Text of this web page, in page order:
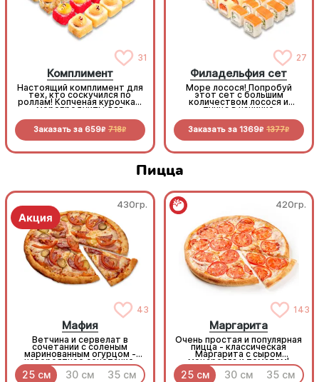
31
Комплимент
Настоящий комплимент для
тех, кто соскучился по
роллам! Копченая курочка и
морепродукты для
ощущений.
Заказать за 659R 718R
27
Филадельфия сет
Море лосося! Попробуй
этот сет с большим
количеством лосося и
тунца в начинке
Заказать за 1369R 1377R
Пицца
430гр.
43
Мафия
Ветчина и сервелат в
сочетании с соленым
маринованным огурцом -
невероятное сочетание,
которое нужно
попробовать!
25 см 30 см 35 см
420гр.
143
Маргарита
Очень простая и популярная
пицца - классическая
Маргарита с сыром
моцарелла и томатом!
25 см 30 см 35 см